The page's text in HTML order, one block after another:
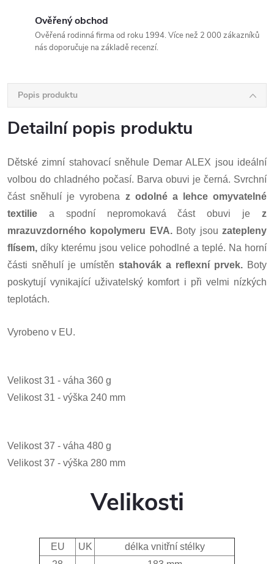
Ověřený obchod
Ověřená rodinná firma od roku 1994. Více než 2 000 zákazníků
nás doporučuje na základě recenzí.
Popis produktu
Detailní popis produktu
Dětské zimní stahovací sněhule Demar ALEX jsou ideální
volbou do chladného počasí. Barva obuvi je černá. Svrchní
část sněhulí je vyrobena z odolné a lehce omyvatelné
textilie a spodní nepromokavá část obuvi je z
mrazuvzdorného kopolymeru EVA. Boty jsouzatepleny
flísem, díky kterému jsou velice pohodlné a teplé. Na horní
části sněhulí je umístěn stahovák a reflexní prvek. Boty
poskytují vynikající uživatelský komfort i při velmi nízkých
teplotách.
Vyrobeno v EU.
Velikost 31 - váha 360 g
Velikost 31 - výška 240 mm
Velikost 37 - váha 480 g
Velikost 37 - výška 280 mm
Velikosti
EU UK
délka vnitřní stélky